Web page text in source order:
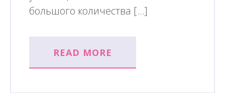
большого количества […]
READ MORE